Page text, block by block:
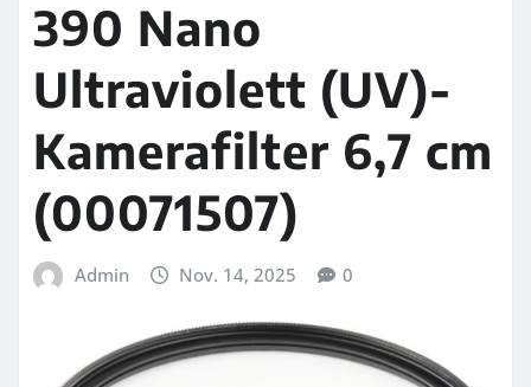
390 Nano
Ultraviolett (UV)-
Kamerafilter 6,7 cm
(00071507)
Admin Nov. 14, 2025 0